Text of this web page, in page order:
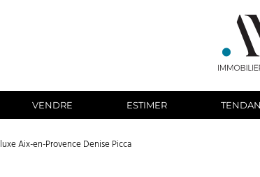
VENDRE ESTIMER
Aix-en-Provence Denise Picca